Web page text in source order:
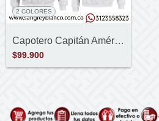
2 COLORES
Capotero Capitán América
$99.900